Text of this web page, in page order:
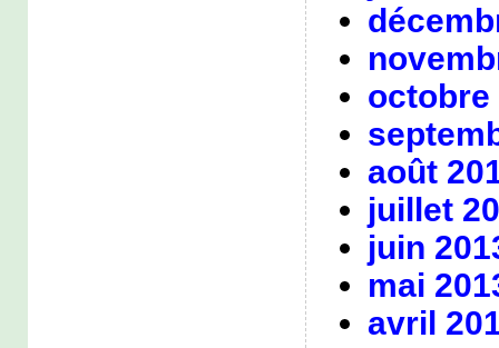
octobre
août
juillet
juin
mai
avril